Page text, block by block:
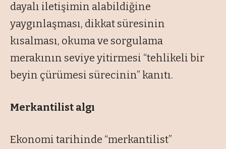
dayalı iletişimin alabildiğine
yaygınlaşması, dikkat süresinin
kısalması, okuma ve sorgulama
merakının seviye yitirmesi “tehlikeli bir
beyin çürümesi sürecinin” kanıtı.
Merkantilist algı
Ekonomi tarihinde “merkantilist”